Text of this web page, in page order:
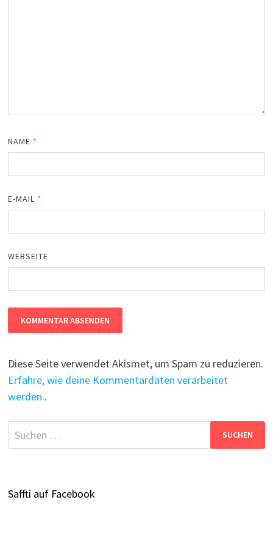
NAME *
E-MAIL *
WEBSEITE
Diese Seite verwendet Akismet, um Spam zu reduzieren.
Erfahre, wie deine Kommentardaten verarbeitet
werden..
Suchen
nach:
Saffti auf Facebook